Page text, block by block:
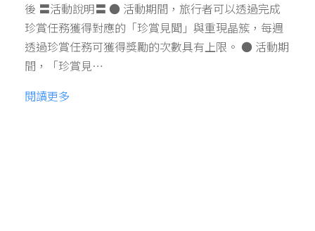
後 〓活動說明〓 ● 活動期間，旅行者可以透過完成
珍賞任務獲得對應的「珍賞見聞」與重現晶簇，每週
透過珍賞任務可獲得獎勵的次數具有上限。 ● 活動期
間，「珍賞見…
閱讀更多